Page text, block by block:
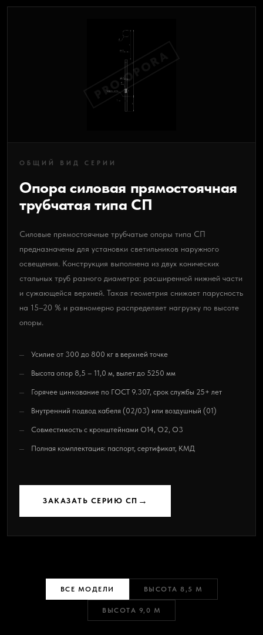
ОБЩИЙ ВИД СЕРИИ
Опора силовая прямостоячная
трубчатая типа СП
Силовые прямостоячные трубчатые опоры типа СП
предназначены для установки светильников наружного
освещения. Конструкция выполнена из двух конических
стальных труб разного диаметра: расширенной нижней части
и сужающейся верхней. Такая геометрия снижает парусность
на 15–20 % и равномерно распределяет нагрузку по высоте
опоры.
Усилие от 300 до 800 кг в верхней точке
Высота опор 8,5 – 11,0 м, вылет до 5250 мм
Горячее цинкование по ГОСТ 9.307, срок службы 25+ лет
Внутренний подвод кабеля (02/03) или воздушный (01)
Совместимость с кронштейнами О14, О2, О3
Полная комплектация: паспорт, сертификат, КМД
ЗАКАЗАТЬ СЕРИЮ СП →
PRO OPORA
ВСЕ МОДЕЛИ ВЫСОТА 8,5 М
ВЫСОТА 9,0 М